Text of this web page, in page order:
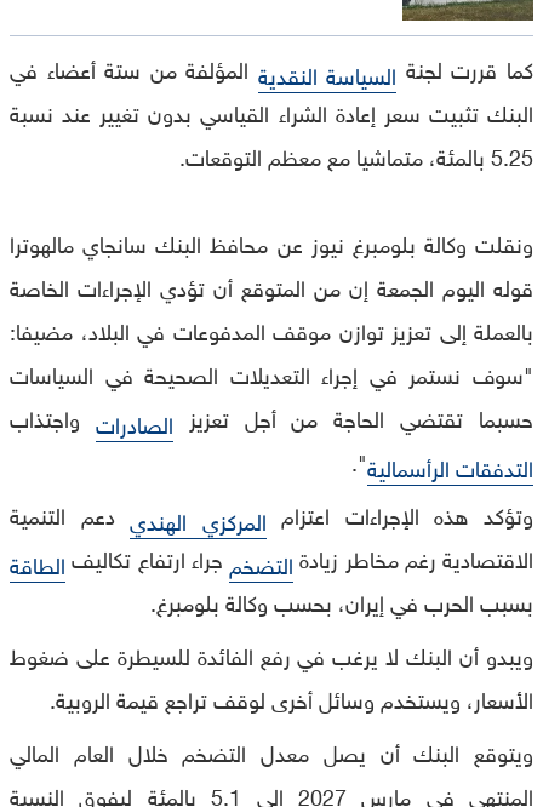
كما قررت لجنة السياسة النقدية المؤلفة من ستة أعضاء في
البنك تثبيت سعر إعادة الشراء القياسي بدون تغيير عند نسبة
5.25 بالمئة، متماشيا مع معظم التوقعات.
ونقلت وكالة بلومبرغ نيوز عن محافظ البنك سانجاي مالهوترا
قوله اليوم الجمعة إن من المتوقع أن تؤدي الإجراءات الخاصة
بالعملة إلى تعزيز توازن موقف المدفوعات في البلاد، مضيفا:
"سوف نستمر في إجراء التعديلات الصحيحة في السياسات
حسبما تقتضي الحاجة من أجل تعزيز الصادرات واجتذاب
التدفقات الرأسمالية".
وتؤكد هذه الإجراءات اعتزام المركزي الهندي دعم التنمية
الاقتصادية رغم مخاطر زيادةالتضخم جراء ارتفاع تكاليفالطاقة
بسبب الحرب في إيران، بحسب وكالة بلومبرغ.
ويبدو أن البنك لا يرغب في رفع الفائدة للسيطرة على ضغوط
الأسعار، ويستخدم وسائل أخرى لوقف تراجع قيمة الروبية.
ويتوقع البنك أن يصل معدل التضخم خلال العام المالي
المنتهي في مارس 2027 إلى 5.1 بالمئة ليفوق النسبة